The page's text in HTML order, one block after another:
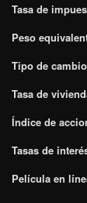
Tasa de
Peso
Tipo de
Tasa de
Índice de
Tasas de
Película en